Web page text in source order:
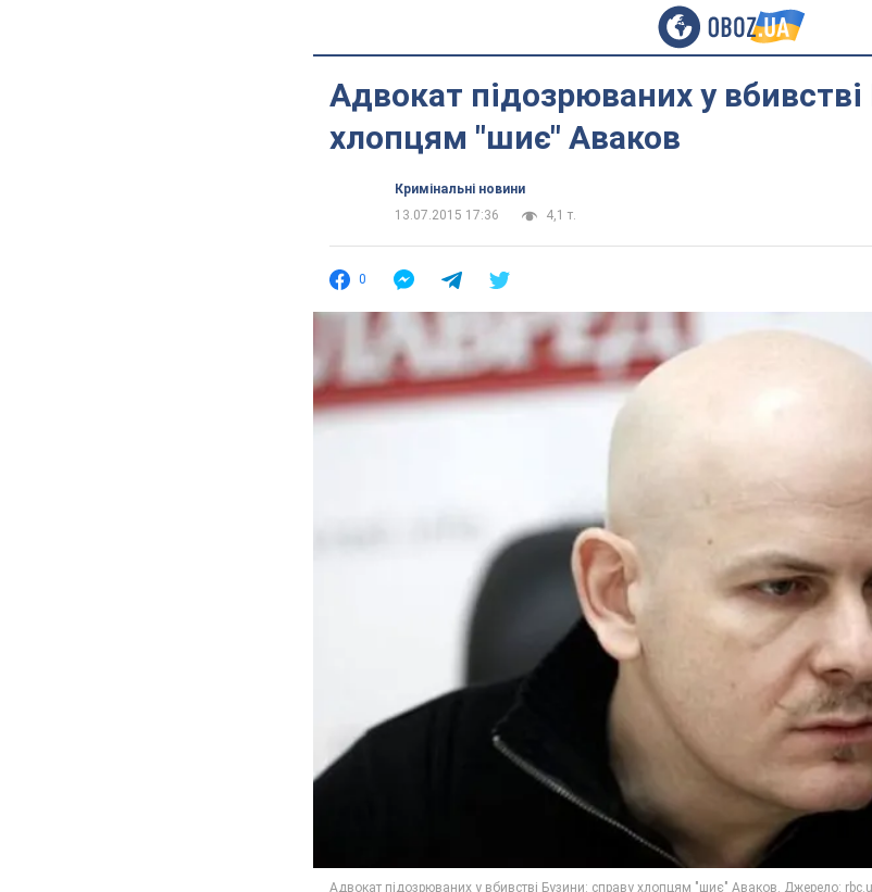
Адвокат підозрюваних у
хлопцям "шиє" Аваков
Кримінальні новини
13.07.2015 17:36
4,1 т.
0